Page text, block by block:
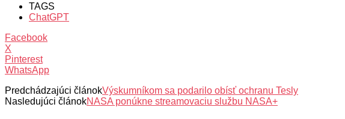
TAGS
ChatGPT
Facebook
X
Pinterest
WhatsApp
Predchádzajúci článokVýskumníkom sa podarilo obísť ochranu Tesly
Nasledujúci článokNASA ponúkne streamovaciu službu NASA+